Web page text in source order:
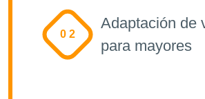
0 2
Adaptación de
para mayores